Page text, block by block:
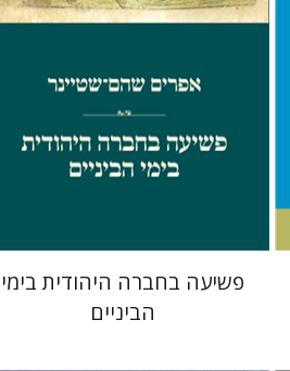
מחיר השקה
$42
$29
פשיעה בחברה היהודית בימי
הביניים